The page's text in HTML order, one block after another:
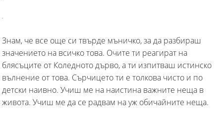
Знам, че все още си твърде мъничко, за да разбираш
значението на всичко това. Очите ти реагират на
блясъците от Коледното дърво, а ти изпитваш истинско
вълнение от това. Сърчицето ти е толкова чисто и по
детски наивно. Учиш ме на наистина важните неща в
живота. Учиш ме да се радвам на уж обичайните неща.